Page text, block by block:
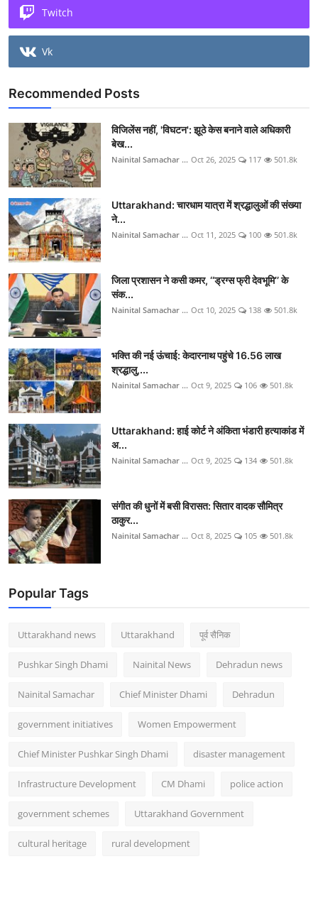
Twitch
Vk
Recommended Posts
विजिलेंस नहीं, 'विघटन': झूठे केस बनाने वाले अधिकारी
बेख...
Nainital Samachar ... Oct 26, 2025 117 501.8k
Uttarakhand: चारधाम यात्रा में श्रद्धालुओं की संख्या
ने...
Nainital Samachar ... Oct 11, 2025 100 501.8k
जिला प्रशासन ने कसी कमर, ‘‘ड्रग्स फ्री देवभूमि’’ के
संक...
Nainital Samachar ... Oct 10, 2025 138 501.8k
भक्ति की नई ऊंचाई: केदारनाथ पहुंचे 16.56 लाख
श्रद्धालु,...
Nainital Samachar ... Oct 9, 2025 106 501.8k
Uttarakhand: हाई कोर्ट ने अंकिता भंडारी हत्याकांड में
अ...
Nainital Samachar ... Oct 9, 2025 134 501.8k
संगीत की धुनों में बसी विरासत: सितार वादक सौमित्र
ठाकुर...
Nainital Samachar ... Oct 8, 2025 105 501.8k
Popular Tags
Uttarakhand news Uttarakhand पूर्व सैनिक
Pushkar Singh Dhami Nainital News Dehradun news
Nainital Samachar Chief Minister Dhami Dehradun
government initiatives Women Empowerment
Chief Minister Pushkar Singh Dhami disaster management
Infrastructure Development CM Dhami police action
government schemes Uttarakhand Government
cultural heritage rural development